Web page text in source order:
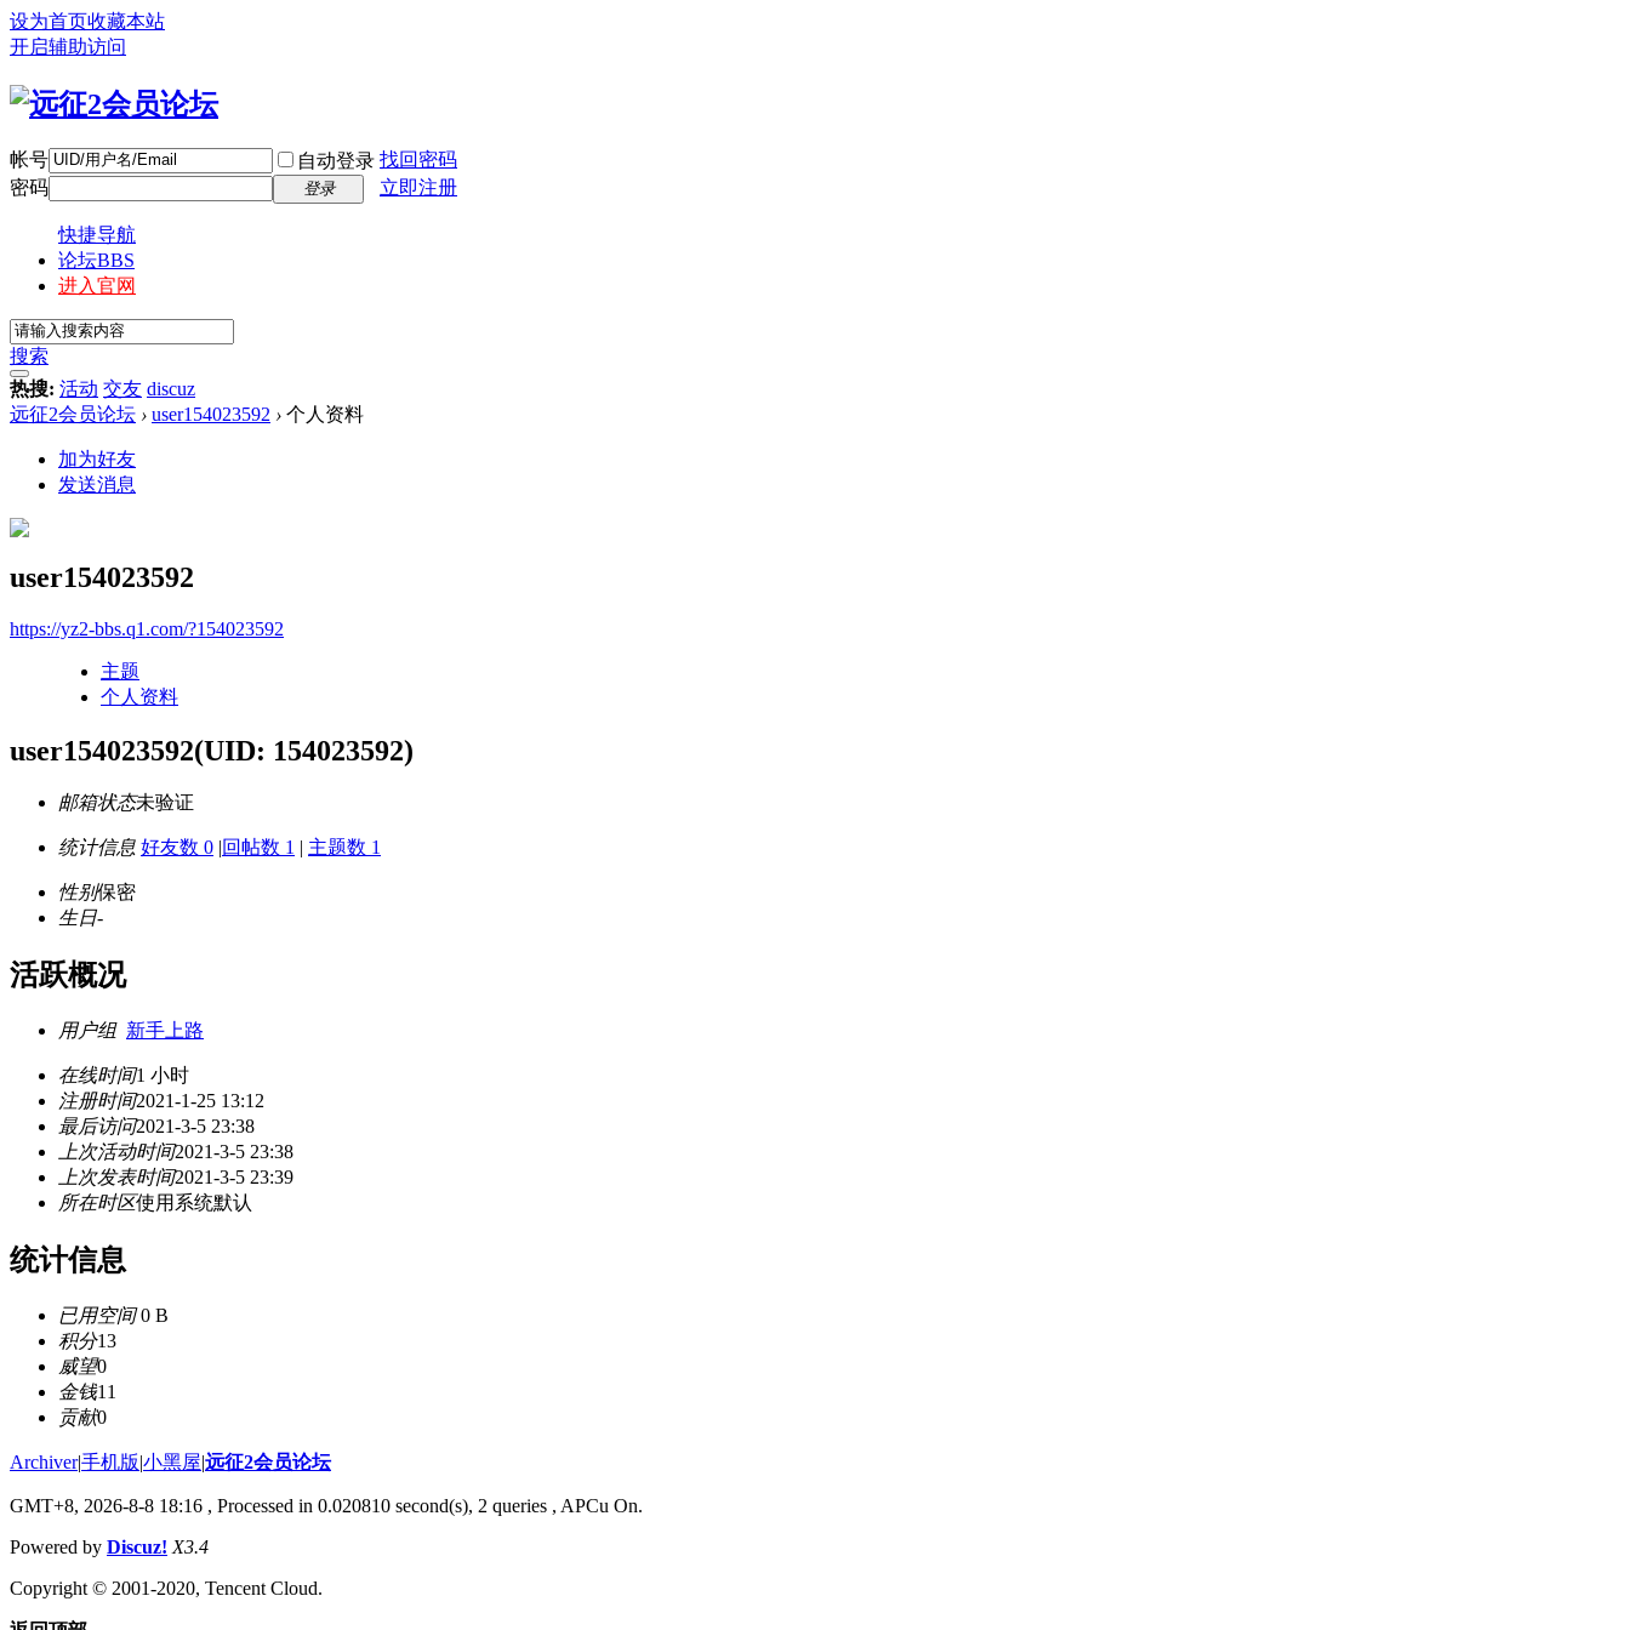
设为首页收藏本站
开启辅助访问
帐号 自动登录 找回密码
密码
登录 立即注册
快捷导航
论坛BBS
进入官网
搜索
热搜: 活动 交友 discuz
远征2会员论坛 › user154023592 › 个人资料
加为好友
发送消息
user154023592
https://yz2-bbs.q1.com/?154023592
主题
个人资料
user154023592(UID: 154023592)
邮箱状态未验证
统计信息 好友数 0 |回帖数 1 | 主题数 1
性别保密
生日-
活跃概况
用户组 新手上路
在线时间1 小时
注册时间2021-1-25 13:12
最后访问2021-3-5 23:38
上次活动时间2021-3-5 23:38
上次发表时间2021-3-5 23:39
所在时区使用系统默认
统计信息
已用空间0 B
积分13
威望0
金钱11
贡献0
Archiver|手机版|小黑屋|远征2会员论坛
GMT+8, 2026-8-8 18:16 , Processed in 0.020810 second(s), 2 queries , APCu On.
Powered by Discuz! X3.4
Copyright © 2001-2020, Tencent Cloud.